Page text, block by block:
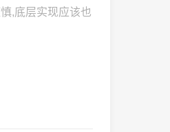
,底层实现应该也